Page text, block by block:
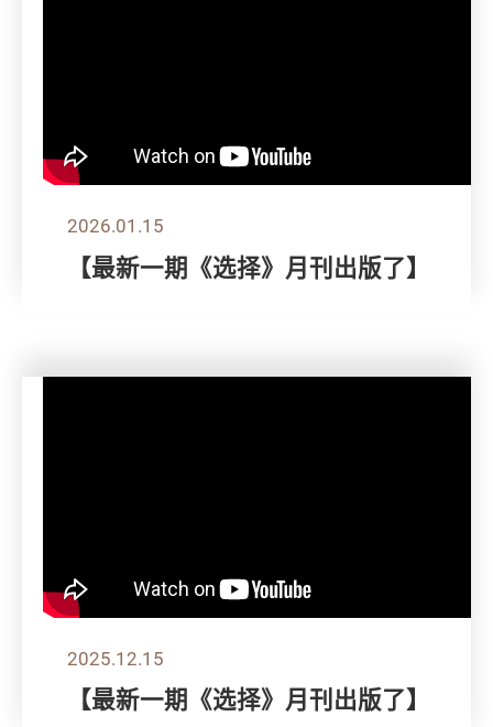
2026.01.15
【最新一期《选择》月刊出版了】
2025.12.15
【最新一期《选择》月刊出版了】